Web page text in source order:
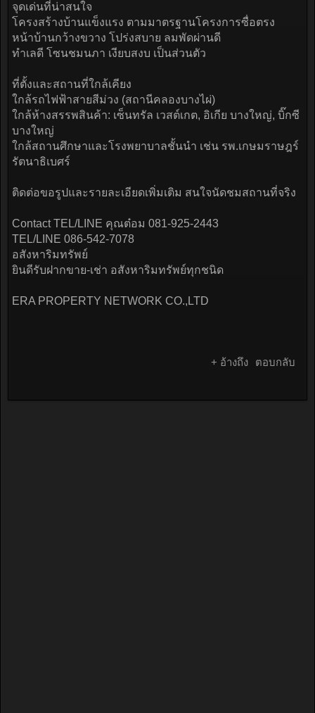
จุดเด่นที่น่าสนใจ
โครงสร้างบ้านแข็งแรง ตามมาตรฐานโครงการซื่อตรง
หน้าบ้านกว้างขวาง โปร่งสบาย ลมพัดผ่านดี
ทำเลดี โซนชมนภา เงียบสงบ เป็นส่วนตัว
ที่ตั้งและสถานที่ใกล้เคียง
ใกล้รถไฟฟ้าสายสีม่วง (สถานีคลองบางไผ่)
ใกล้ห้างสรรพสินค้า: เซ็นทรัล เวสต์เกต, อิเกีย บางใหญ่, บิ๊กซี
บางใหญ่
ใกล้สถานศึกษาและโรงพยาบาลชั้นนำ เช่น รพ.เกษมราษฎร์
รัตนาธิเบศร์
ติดต่อขอรูปและรายละเอียดเพิ่มเติม สนใจนัดชมสถานที่จริง
Contact TEL/LINE คุณต๋อม 081-925-2443
TEL/LINE 086-542-7078
อสังหาริมทรัพย์
ยินดีรับฝากขาย-เช่า อสังหาริมทรัพย์ทุกชนิด
ERA PROPERTY NETWORK CO.,LTD
+ อ้างถึง ตอบกลับ